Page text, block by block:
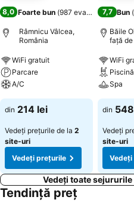
8,0 Foarte bun (987 evaluări )
Râmnicu Vâlcea,
România
WiFi gratuit
Parcare
A/C
din 214 lei
Vedeți prețurile de la 2
site-uri
Vedeți prețurile
7,7 Bun (
Băile
faţă
WiFi
Piscină
Spa
din
Vedeți
site-uri
Vedeți toate sejururile
Tendință preț